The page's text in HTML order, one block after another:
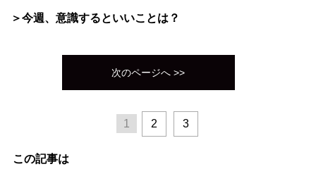
＞今週、意識するといいことは？
次のページへ >>
1 2 3
この記事は